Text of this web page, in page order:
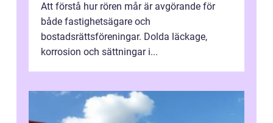
Att förstå hur rören mår är avgörande för
både fastighetsägare och
bostadsrättsföreningar. Dolda läckage,
korrosion och sättningar i...